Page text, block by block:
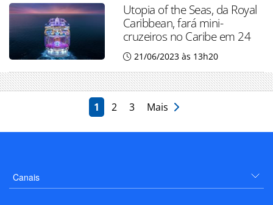
Utopia of the Seas, da Royal
Caribbean, fará mini-
cruzeiros no Caribe em 24
21/06/2023 às 13h20
1 2 3 Mais
Canais